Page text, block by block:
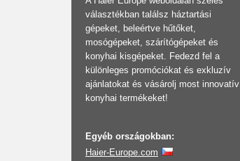
választékban találsz háztartási
gépeket, beleértve hűtőket,
mosógépeket, szárítógépeket és
konyhai kisgépeket. Fedezd fel a
különleges promóciókat és exkluzív
ajánlatokat és vásárolj most innovatív
konyhai termékeket!
Egyéb országokban:
Haier-Europe.com